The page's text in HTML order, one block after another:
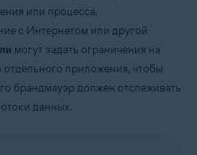
/ Enterprise / Education — 32- или 64-
— 32- или 64-разрядная версия
/ Home Premium / Professional /
или процесса,
с Интернетом или другой
могут задать ограничения на
приложения, чтобы
брандмауэр должен отслеживать
данных.